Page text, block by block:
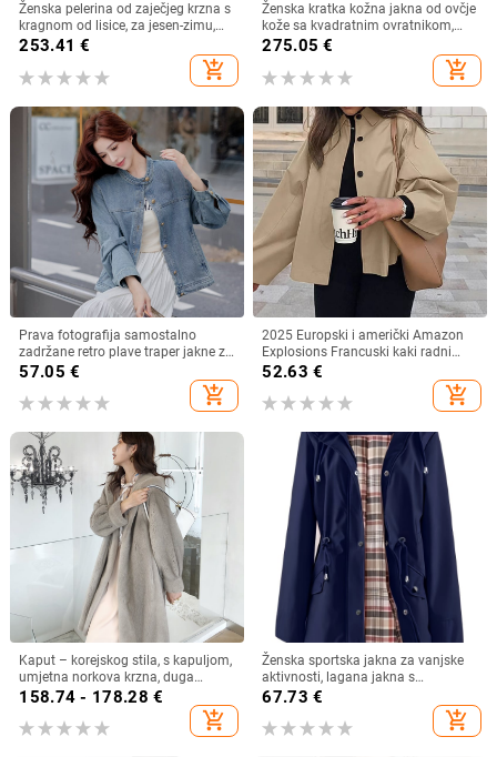
Ženska pelerina od zaječjeg krzna s
kragnom od lisice, za jesen-zimu,
topla i elegantna
253.41 €
add_shopping_cart
Ženska kratka kožna jakna od ovčje
kože sa kvadratnim ovratnikom,
casual stil – Jesen 2026
275.05 €
add_shopping_cart
Prava fotografija samostalno
zadržane retro plave traper jakne za
žene u jesen, široki i uski kratki
57.05 €
add_shopping_cart
2025 Europski i američki Amazon
Explosions Francuski kaki radni
kaput Proljeće 2025 Nova moda
52.63 €
add_shopping_cart
Kaput – korejskog stila, s kapuljom,
umjetna norkova krzna, duga
duljina, zimski kaput
158.74 - 178.28 €
add_shopping_cart
Ženska sportska jakna za vanjske
aktivnosti, lagana jakna s
kapuljačom (koja se može skinuti)
67.73 €
add_shopping_cart